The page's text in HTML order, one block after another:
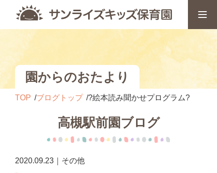
園からのおたより
TOP ブログトップ ?絵本読み聞かせプログラム?
高槻駅前園ブログ
2020.09.23｜その他